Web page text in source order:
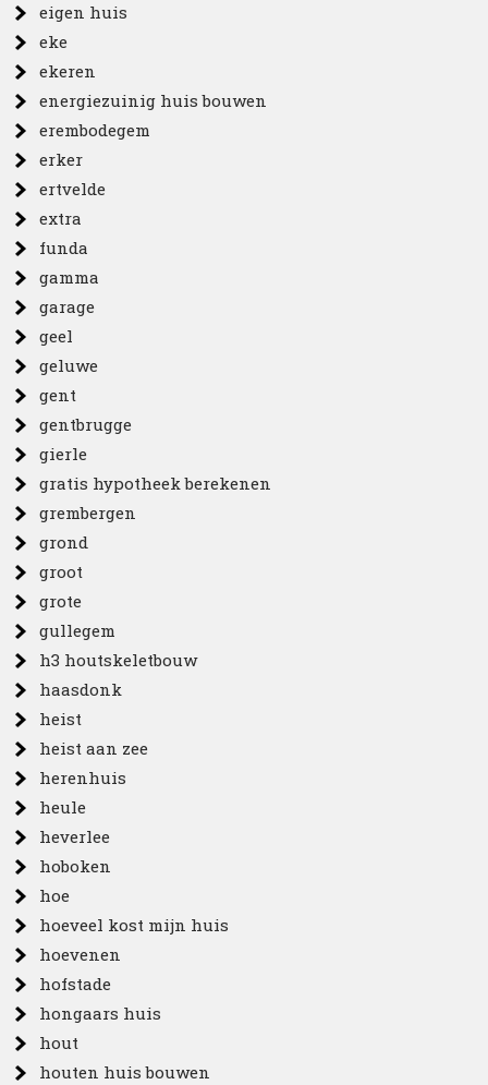
eigen huis
eke
ekeren
energiezuinig huis bouwen
erembodegem
erker
ertvelde
extra
funda
gamma
garage
geel
geluwe
gent
gentbrugge
gierle
gratis hypotheek berekenen
grembergen
grond
groot
grote
gullegem
h3 houtskeletbouw
haasdonk
heist
heist aan zee
herenhuis
heule
heverlee
hoboken
hoe
hoeveel kost mijn huis
hoevenen
hofstade
hongaars huis
hout
houten huis bouwen